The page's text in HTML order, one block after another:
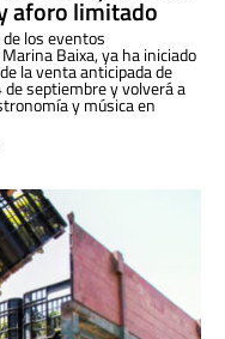
aforo limitado
los eventos
Baixa, ya ha iniciado
la venta anticipada de
septiembre y volverá a
y música en